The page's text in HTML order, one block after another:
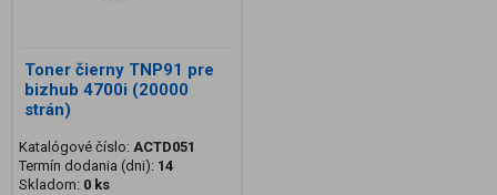
Toner čierny TNP91 pre
bizhub 4700i (20000
strán)
Katalógové číslo: ACTD051
Termín dodania (dni): 14
Skladom: 0 ks